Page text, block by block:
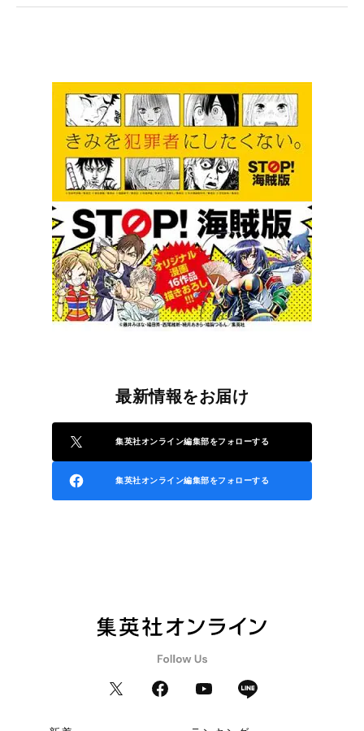
最新情報をお届け
集英社オンライン編集部をフォローする
集英社オンライン編集部をフォローする